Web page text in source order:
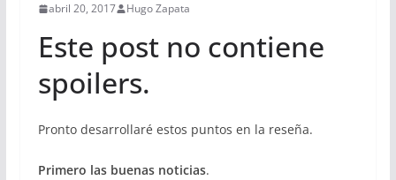
abril 20, 2017 Hugo Zapata
Este post no contiene
spoilers.
Pronto desarrollaré estos puntos en la reseña.
Primero las buenas noticias.